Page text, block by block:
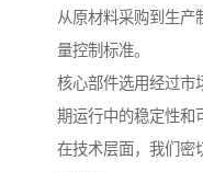
从原材料采购到生产
量控制标准。
核心部件选用经过市
期运行中的稳定性和
在技术层面，我们密